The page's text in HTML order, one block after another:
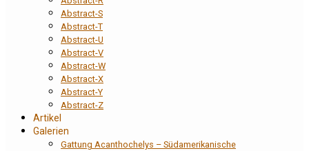
Abstract-S
Abstract-T
Abstract-U
Abstract-V
Abstract-W
Abstract-X
Abstract-Y
Abstract-Z
Artikel
Galerien
Gattung Acanthochelys – Südamerikanische